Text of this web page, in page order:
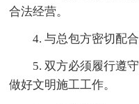
合法经营。
4. 与总包方密切配
5. 双方必须履行遵
做好文明施工工作。